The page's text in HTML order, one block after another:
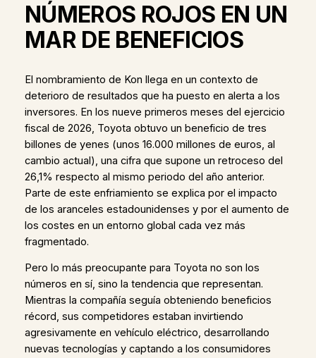
NÚMEROS ROJOS EN UN
MAR DE BENEFICIOS
El nombramiento de Kon llega en un contexto de
deterioro de resultados que ha puesto en alerta a los
inversores. En los nueve primeros meses del ejercicio
fiscal de 2026, Toyota obtuvo un beneficio de tres
billones de yenes (unos 16.000 millones de euros, al
cambio actual), una cifra que supone un retroceso del
26,1% respecto al mismo periodo del año anterior.
Parte de este enfriamiento se explica por el impacto
de los aranceles estadounidenses y por el aumento de
los costes en un entorno global cada vez más
fragmentado.
Pero lo más preocupante para Toyota no son los
números en sí, sino la tendencia que representan.
Mientras la compañía seguía obteniendo beneficios
récord, sus competidores estaban invirtiendo
agresivamente en vehículo eléctrico, desarrollando
nuevas tecnologías y captando a los consumidores